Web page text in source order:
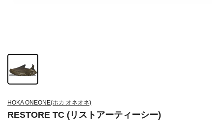
HOKA ONEONE(ホカ オネオネ)
RESTORE TC (リストアーティーシー)